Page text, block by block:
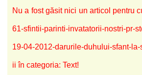
Nu a fost găsit nici un articol pentru
61-sfintii-parinti-invatatorii-nostri-pr-
19-04-2012-darurile-duhului-sfant-
ii în categoria: Text!